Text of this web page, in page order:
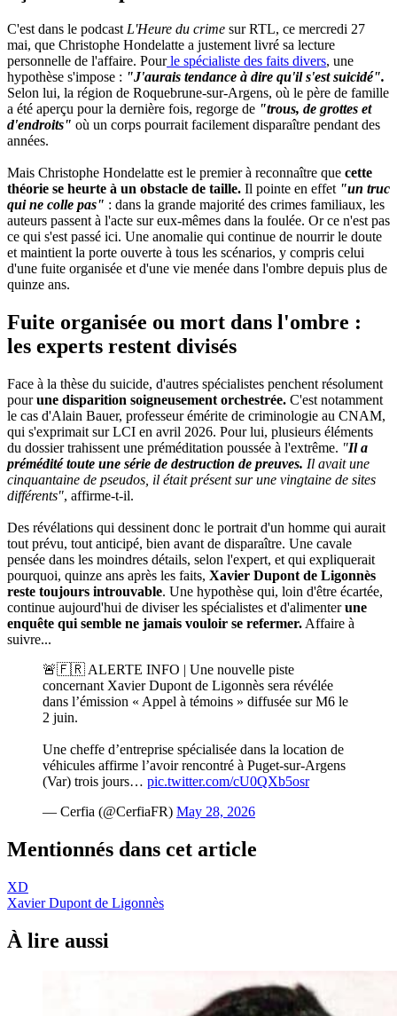
C'est dans le podcast L'Heure du crime sur RTL, ce mercredi 27
mai, que Christophe Hondelatte a justement livré sa lecture
personnelle de l'affaire. Pourle spécialiste des faits divers, une
hypothèse s'impose : "J'aurais tendance à dire qu'il s'est suicidé".
Selon lui, la région de Roquebrune-sur-Argens, où le père de famille
a été aperçu pour la dernière fois, regorge de "trous, de grottes et
d'endroits" où un corps pourrait facilement disparaître pendant des
années.
Mais Christophe Hondelatte est le premier à reconnaître que cette
théorie se heurte à un obstacle de taille. Il pointe en effet "un truc
qui ne colle pas" : dans la grande majorité des crimes familiaux, les
auteurs passent à l'acte sur eux-mêmes dans la foulée. Or ce n'est pas
ce qui s'est passé ici. Une anomalie qui continue de nourrir le doute
et maintient la porte ouverte à tous les scénarios, y compris celui
d'une fuite organisée et d'une vie menée dans l'ombre depuis plus de
quinze ans.
Fuite organisée ou mort dans l'ombre :
les experts restent divisés
Face à la thèse du suicide, d'autres spécialistes penchent résolument
pourune disparition soigneusement orchestrée. C'est notamment
le cas d'Alain Bauer, professeur émérite de criminologie au CNAM,
qui s'exprimait sur LCI en avril 2026. Pour lui, plusieurs éléments
du dossier trahissent une préméditation poussée à l'extrême. "Il a
prémédité toute une série de destruction de preuves. Il avait une
cinquantaine de pseudos, il était présent sur une vingtaine de sites
différents", affirme-t-il.
Des révélations qui dessinent donc le portrait d'un homme qui aurait
tout prévu, tout anticipé, bien avant de disparaître. Une cavale
pensée dans les moindres détails, selon l'expert, et qui expliquerait
pourquoi, quinze ans après les faits, Xavier Dupont de Ligonnès
reste toujours introuvable. Une hypothèse qui, loin d'être écartée,
continue aujourd'hui de diviser les spécialistes et d'alimenterune
enquête qui semble ne jamais vouloir se refermer. Affaire à
suivre...
🚨🇫🇷 ALERTE INFO | Une nouvelle piste
concernant Xavier Dupont de Ligonnès sera révélée
dans l’émission « Appel à témoins » diffusée sur M6 le
2 juin.
Une cheffe d’entreprise spécialisée dans la location de
véhicules affirme l’avoir rencontré à Puget-sur-Argens
(Var) trois jours… pic.twitter.com/cU0QXb5osr
— Cerfia (@CerfiaFR) May 28, 2026
Mentionnés dans cet article
XD
Xavier Dupont de Ligonnès
À lire aussi